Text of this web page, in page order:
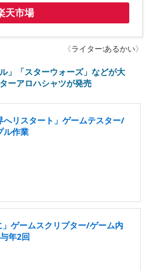
天市場
《ライター:あるかい》
」「スターウォーズ」などが大
ーアロハシャツが発売
へリスタート」ゲームテスター/
ル作業
ゲームスクリプター/ゲーム内
年2回